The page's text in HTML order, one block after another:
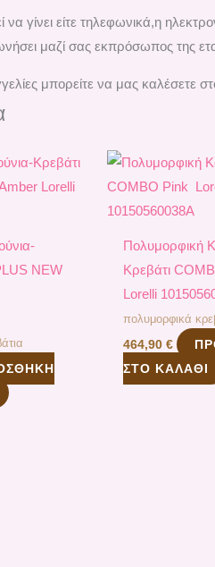
γίνει είτε τηλεφωνικά,η
μαζί σας εκπρόσωπος της
μπορείτε να μας καλέσετε
NEW
Πολυμορφική
Κρεβάτι
Lorelli
πολυμορφικά
464,90 €
ΣΤΟ ΚΑΛΆΘΙ